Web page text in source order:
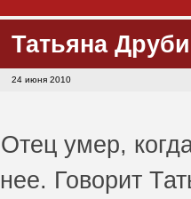
Татьяна
24 июня 2010
Отец умер,
нее. Говорит